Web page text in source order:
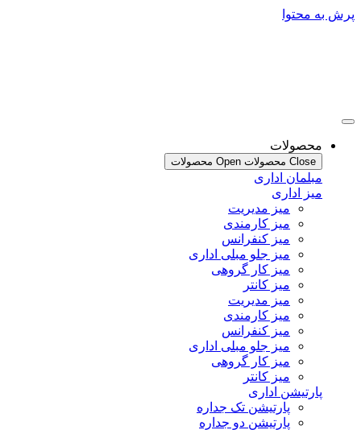
Open محصولات
اداری
اداری
میز مدیریت
میز کارمندی
میز کنفرانس
میز جلو مبلی اداری
میز کار گروهی
میز کانتر
میز مدیریت
میز کارمندی
میز کنفرانس
میز جلو مبلی اداری
میز کار گروهی
میز کانتر
اداری
پارتیشن تک جداره
پارتیشن دو جداره